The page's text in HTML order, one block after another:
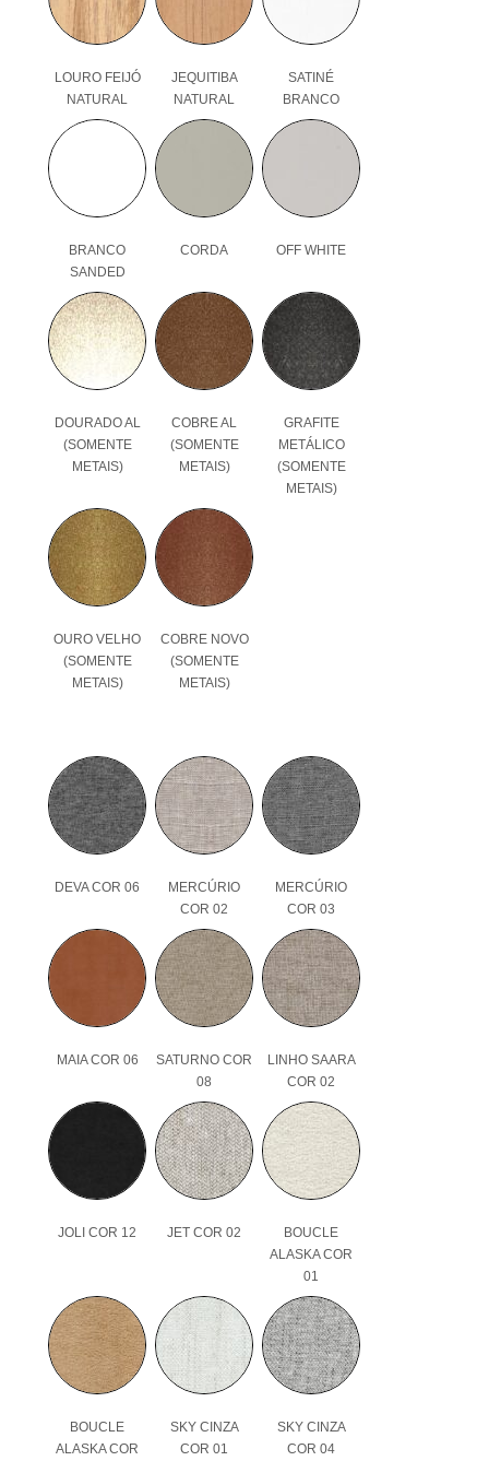
LOURO FEIJÓ
NATURAL
JEQUITIBA
NATURAL
SATINÉ
BRANCO
BRANCO
SANDED
CORDA OFF WHITE
DOURADO AL
(SOMENTE
METAIS)
COBRE AL
(SOMENTE
METAIS)
GRAFITE
METÁLICO
(SOMENTE
METAIS)
OURO VELHO
(SOMENTE
METAIS)
COBRE NOVO
(SOMENTE
METAIS)
DEVA COR 06
MERCÚRIO
COR 02
MERCÚRIO
COR 03
MAIA COR 06
SATURNO COR
08
LINHO SAARA
COR 02
JOLI COR 12 JET COR 02
BOUCLE
ALASKA COR
01
BOUCLE
ALASKA COR
SKY CINZA
COR 01
SKY CINZA
COR 04